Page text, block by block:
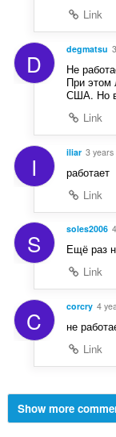
Link
D degmatsu
Не
При этом
США. Но
Link
I iliar 3 years
работает
Link
S soles2006
Ещё раз
Link
C corcry 4
не
Link
Show more